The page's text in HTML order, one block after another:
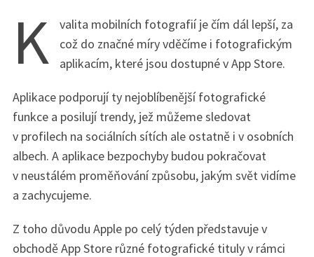
K
valita mobilních fotografií je čím dál lepší, za
což do značné míry vděčíme i fotografickým
aplikacím, které jsou dostupné v App Store.
Aplikace podporují ty nejoblíbenější fotografické
funkce a posilují trendy, jež můžeme sledovat
v profilech na sociálních sítích ale ostatně i v osobních
albech. A aplikace bezpochyby budou pokračovat
v neustálém proměňování způsobu, jakým svět vidíme
a zachycujeme.
Z toho důvodu Apple po celý týden představuje v
obchodě App Store různé fotografické tituly v rámci